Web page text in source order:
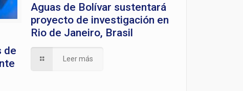
de
Aguas de Bolívar sustentará
proyecto de investigación en
Rio de Janeiro, Brasil
Leer más